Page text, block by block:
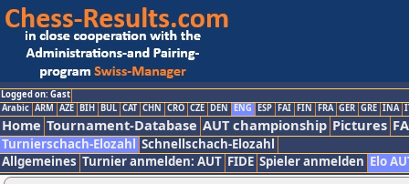
Logged on: Gast
Arabic ARM AZE BIH BUL CAT CHN CRO CZE DEN ENG ESP FAI FIN FRA GER GRE INA
Home Tournament-Database AUT championship Pictures
Turnierschach-Elozahl Schnellschach-Elozahl
Allgemeines Turnier anmelden: AUT FIDE Spieler anmelden Elo